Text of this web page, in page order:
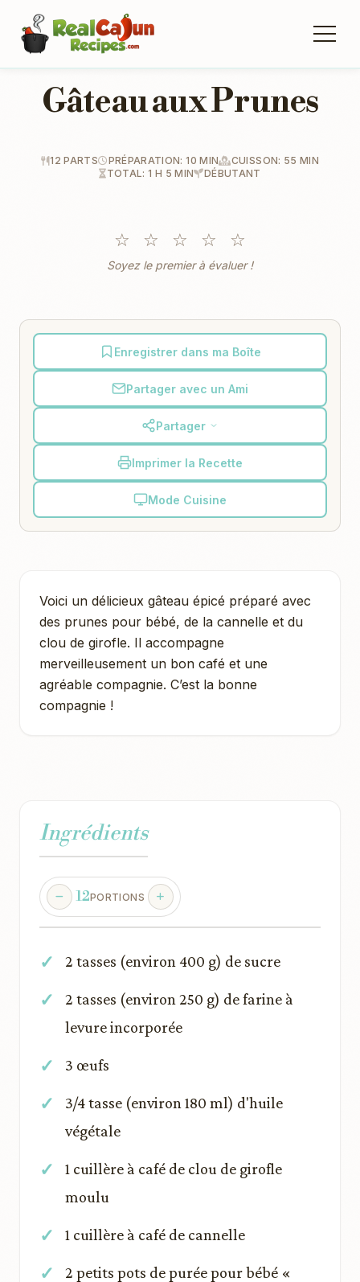
Gâteau aux Prunes
12 PARTS PRÉPARATION: 10 MIN
CUISSON: 55 MIN
TOTAL: 1 H 5 MIN
DÉBUTANT
☆ ☆ ☆ ☆ ☆
Soyez le premier à évaluer !
Enregistrer dans ma Boîte
Partager avec un Ami
Partager
Imprimer la Recette
Mode Cuisine
Voici un délicieux gâteau épicé préparé avec
des prunes pour bébé, de la cannelle et du
clou de girofle. Il accompagne
merveilleusement un bon café et une
agréable compagnie. C’est la bonne
compagnie !
Ingrédients
12PORTIONS
2 tasses (environ 400 g) de sucre
2 tasses (environ 250 g) de farine à
levure incorporée
3 œufs
3/4 tasse (environ 180 ml) d'huile
végétale
1 cuillère à café de clou de girofle
moulu
1 cuillère à café de cannelle
2 petits pots de purée pour bébé «